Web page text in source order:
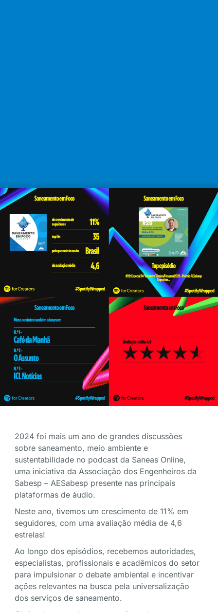
2024 foi mais um ano de grandes discussões
sobre saneamento, meio ambiente e
sustentabilidade no podcast da Saneas Online,
uma iniciativa da Associação dos Engenheiros da
Sabesp – AESabesp presente nas principais
plataformas de áudio.
Neste ano, tivemos um crescimento de 11% em
seguidores, com uma avaliação média de 4,6
estrelas!
Ao longo dos episódios, recebemos autoridades,
especialistas, profissionais e acadêmicos do setor
para impulsionar o debate ambiental e incentivar
ações relevantes na busca pela universalização
dos serviços de saneamento.